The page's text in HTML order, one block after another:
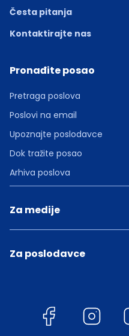
Česta pitanja
Kontaktirajte nas
Pronađite posao
Pretraga poslova
Poslovi na email
Upoznajte poslodavce
Dok tražite posao
Arhiva poslova
Za medije
Za poslodavce